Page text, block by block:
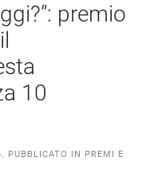
premio
10
. PUBBLICATO IN
PREMI E